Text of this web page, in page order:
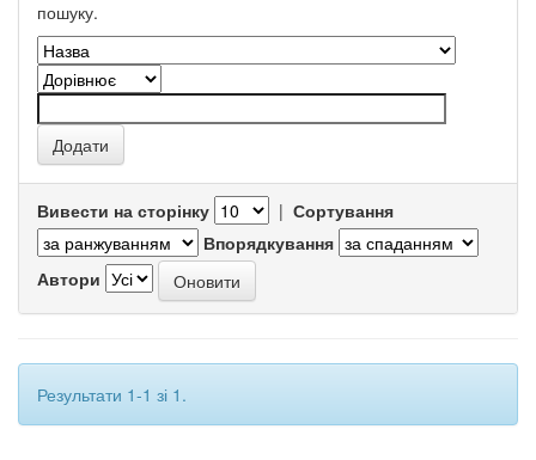
пошуку.
Вивести на сторінку | Сортування
Впорядкування
Автори
Результати 1-1 зі 1.